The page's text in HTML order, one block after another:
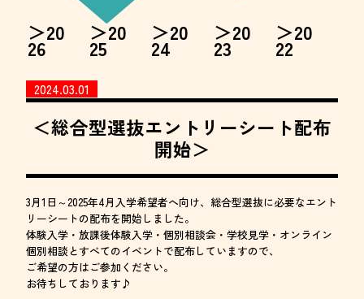
20
26
20
25
20
24
20
23
20
22
2024.03.01
＜総合型選抜エントリーシート配布
開始＞
3月1日～2025年4月入学希望者へ向け、総合型選抜に必要なエント
リーシートの配布を開始しました。
体験入学・放課後体験入学・個別相談会・学校見学・オンライン
個別相談とすべてのイベントで配布していますので、
ご希望の方はご参加ください。
お待ちしております♪